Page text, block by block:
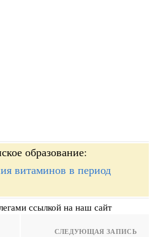
образование:
витаминов в период
ссылкой на наш сайт
СЛЕДУЮЩАЯ ЗАПИСЬ